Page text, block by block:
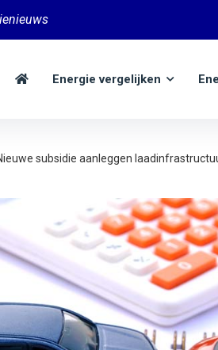
Energie vergelijken
subsidie aanleggen